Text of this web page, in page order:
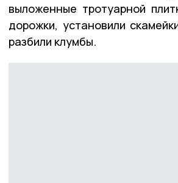
выложенные тротуарной
дорожки, установили
разбили клумбы.